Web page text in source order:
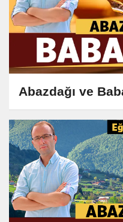
Abazdağı ve